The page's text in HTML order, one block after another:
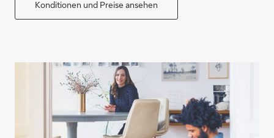
Konditionen und Preise ansehen